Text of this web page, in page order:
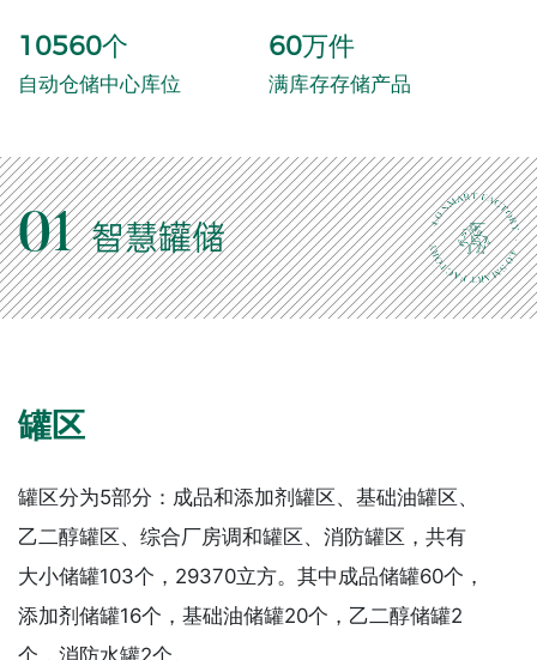
10560个
自动仓储中心库位
60万件
满库存存储产品
01 智慧罐储
罐区
罐区分为5部分：成品和添加剂罐区、基础油罐区、
乙二醇罐区、综合厂房调和罐区、消防罐区，共有
大小储罐103个，29370立方。其中成品储罐60个，
添加剂储罐16个，基础油储罐20个，乙二醇储罐2
个，消防水罐2个。